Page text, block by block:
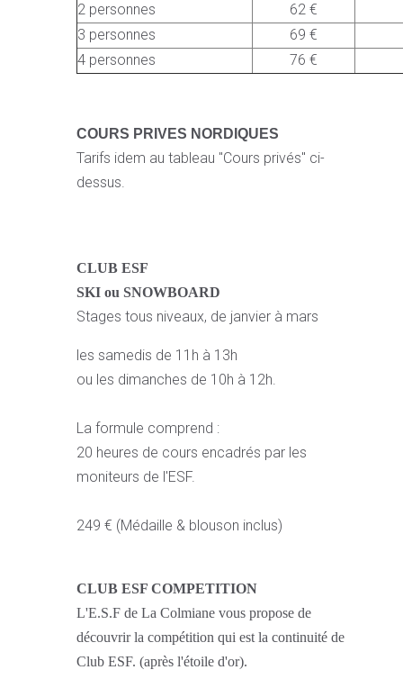
2 personnes
62 €
3 personnes
69 €
4 personnes
76 €
COURS PRIVES NORDIQUES
Tarifs idem au tableau "Cours privés" ci-
dessus.
CLUB ESF
SKI ou SNOWBOARD
Stages tous niveaux, de janvier à mars
les samedis de 11h à 13h
ou les dimanches de 10h à 12h.
La formule comprend :
20 heures de cours encadrés par les
moniteurs de l'ESF.
249 € (Médaille & blouson inclus)
CLUB ESF COMPETITION
L'E.S.F de La Colmiane vous propose de
découvrir la compétition qui est la continuité de
Club ESF. (après l'étoile d'or).